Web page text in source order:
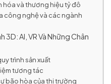
hóa và thương hiệu tỷ đô
công nghệ và các ngành
3D: AI, VR Và Những Chân
trình sản xuất
tương tác
bão hòa của thị trường